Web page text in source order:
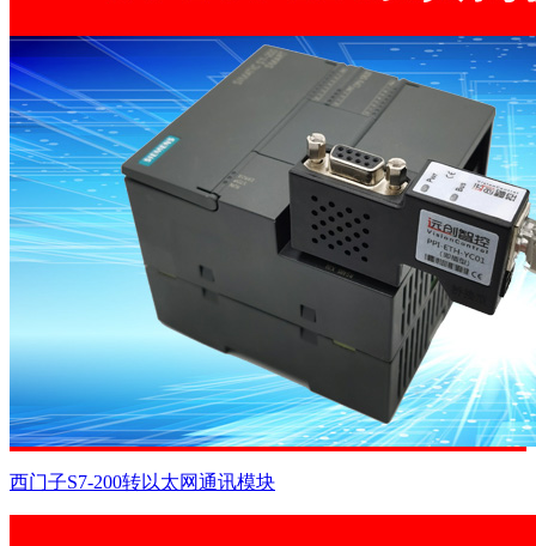
西门子S7-200转以太网通讯模块